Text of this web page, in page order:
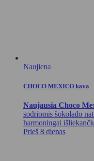
Naujiena
CHOCO MEXICO kava
Naujausia Choco
sodriomis šokolado
harmoningai
Prieš 8 dienas